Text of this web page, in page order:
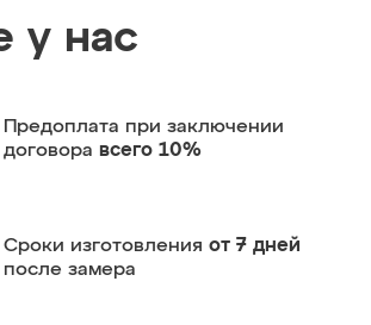
у нас
Предоплата при заключении
договора всего 10%
Сроки изготовления от 7 дней
после замера